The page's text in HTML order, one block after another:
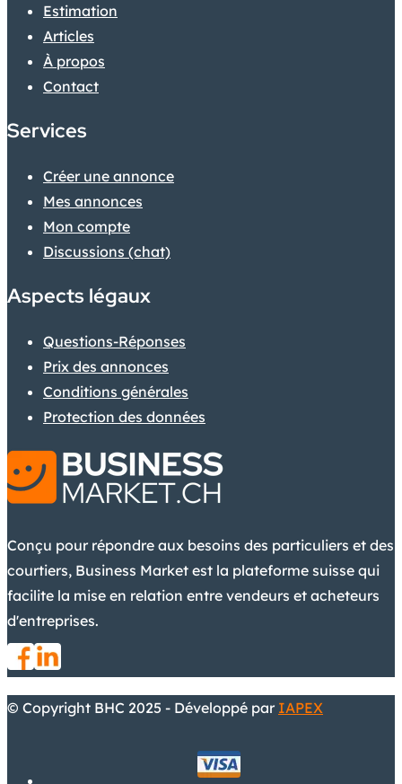
Estimation
Articles
À propos
Contact
Services
Créer une annonce
Mes annonces
Mon compte
Discussions (chat)
Aspects légaux
Questions-Réponses
Prix des annonces
Conditions générales
Protection des données
Conçu pour répondre aux besoins des particuliers et des
courtiers, Business Market est la plateforme suisse qui
facilite la mise en relation entre vendeurs et acheteurs
d'entreprises.
© Copyright BHC 2025 - Développé par IAPEX